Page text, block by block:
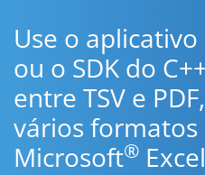
Use o
ou o SDK do
entre TSV e
vários
Microsoft®